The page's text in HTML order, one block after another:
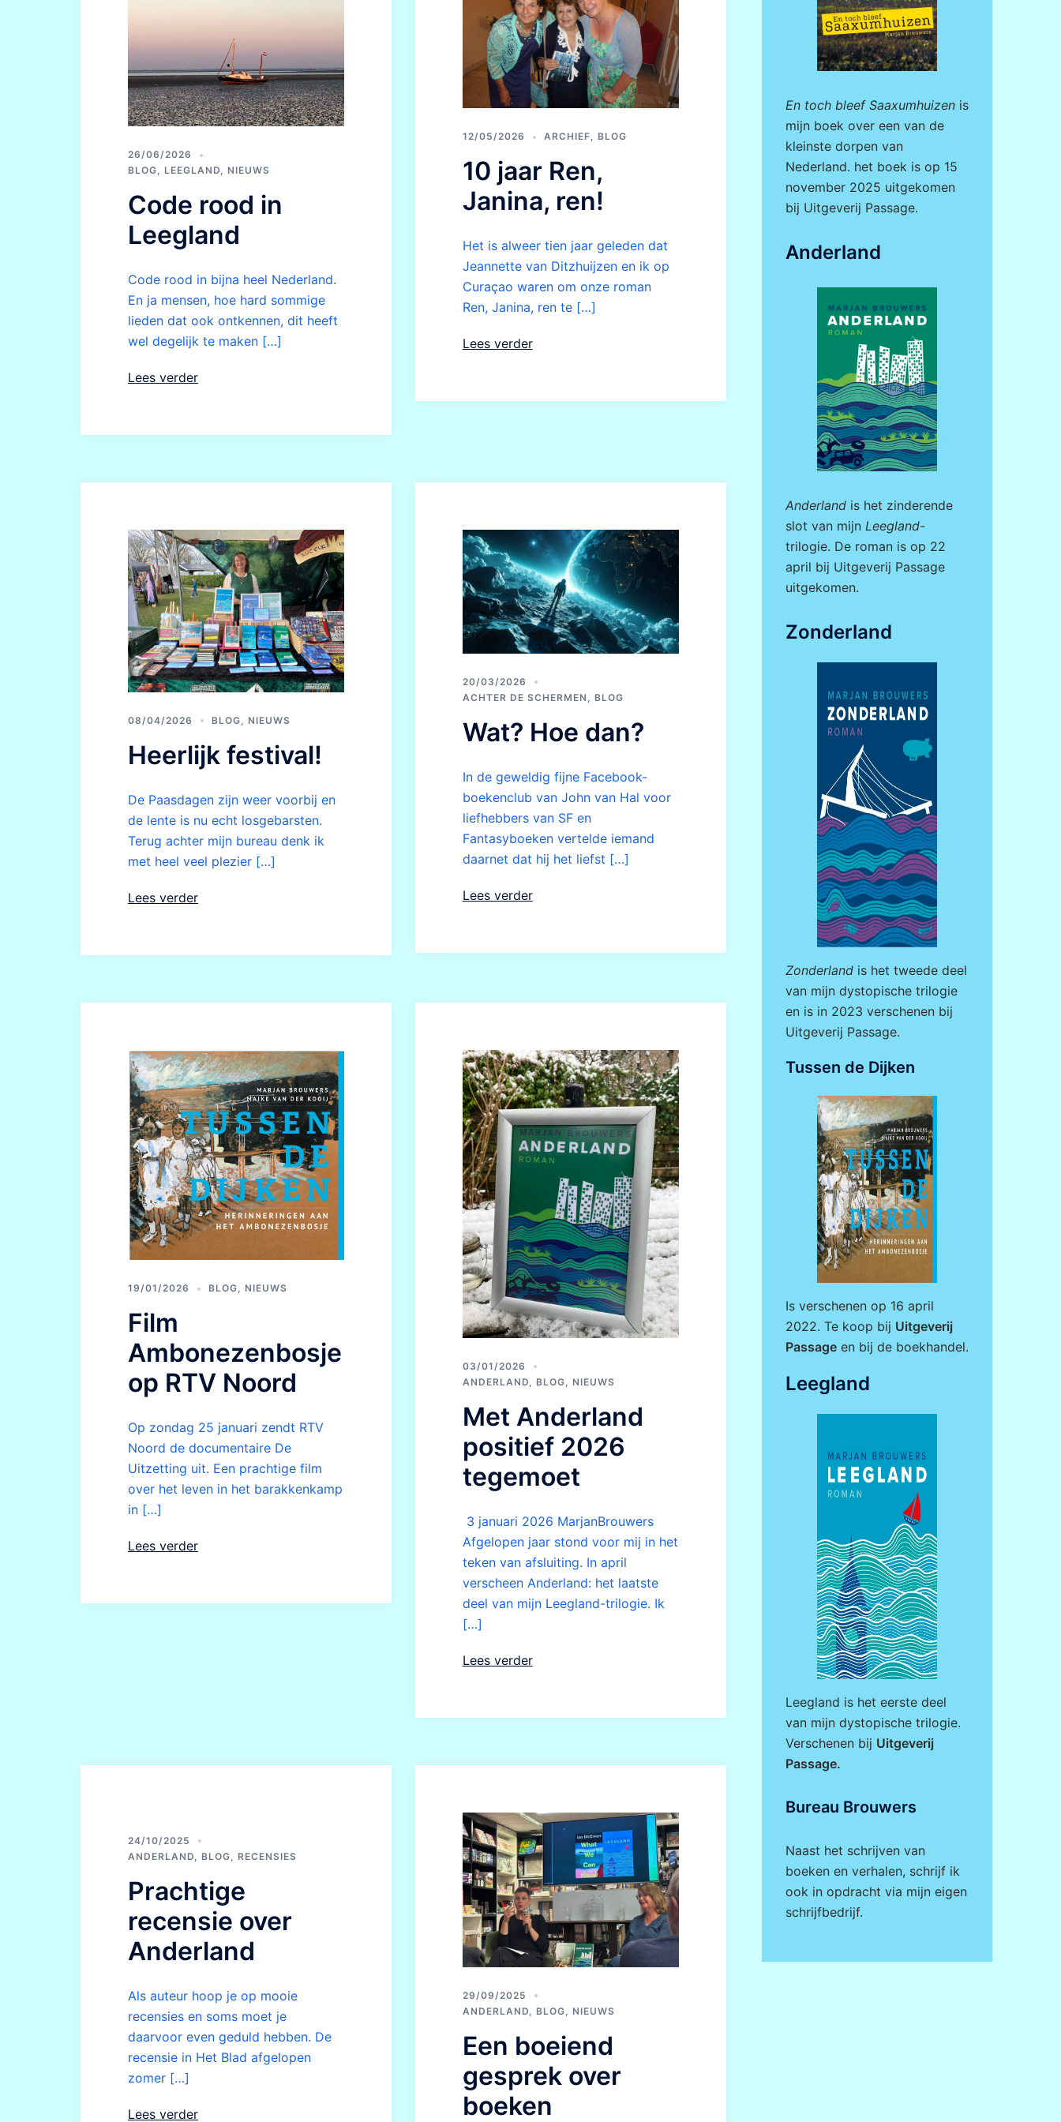
26/06/2026
BLOG, LEEGLAND, NIEUWS
Code rood in
Leegland
Code rood in bijna heel Nederland.
En ja mensen, hoe hard sommige
lieden dat ook ontkennen, dit heeft
wel degelijk te maken […]
Lees verder
12/05/2026 ARCHIEF, BLOG
10 jaar Ren,
Janina, ren!
Het is alweer tien jaar geleden dat
Jeannette van Ditzhuijzen en ik op
Curaçao waren om onze roman
Ren, Janina, ren te […]
Lees verder
08/04/2026 BLOG NIEUWS
Heerlijk festival!
De Paasdagen zijn weer voorbij en
de lente is nu echt losgebarsten.
Terug achter mijn bureau denk ik
met heel veel plezier […]
Lees verder
20/03/2026
ACHTER DE SCHERMEN
BLOG
Wat? Hoe dan?
In de geweldig fijne Facebook-
boekenclub van John van Hal voor
liefhebbers van SF en
Fantasyboeken vertelde iemand
daarnet dat hij het liefst […]
Lees verder
19/01/2026 BLOG NIEUWS
Film
Ambonezenbosje
op RTV Noord
Op zondag 25 januari zendt RTV
Noord de documentaire De
Uitzetting uit. Een prachtige film
over het leven in het barakkenkamp
in […]
Lees verder
03/01/2026
ANDERLAND
BLOG NIEUWS
Met Anderland
positief 2026
tegemoet
3 januari 2026 MarjanBrouwers
Afgelopen jaar stond voor mij in het
teken van afsluiting. In april
verscheen Anderland: het laatste
deel van mijn Leegland-trilogie. Ik
[…]
Lees verder
24/10/2025
ANDERLAND
BLOG RECENSIES
Prachtige
recensie over
Anderland
Als auteur hoop je op mooie
recensies en soms moet je
daarvoor even geduld hebben. De
recensie in Het Blad afgelopen
zomer […]
Lees verder
29/09/2025
ANDERLAND
BLOG NIEUWS
Een boeiend
gesprek over
boeken
En toch bleef Saaxumhuizenis
mijn boek over een van de
kleinste dorpen van
Nederland. het boek is op 15
november 2025 uitgekomen
bij Uitgeverij Passage.
Anderland
Anderlandis het zinderende
slot van mijn Leegland-
trilogie. De roman is op 22
april bij Uitgeverij Passage
uitgekomen.
Zonderland
Zonderlandis het tweede deel
van mijn dystopische trilogie
en is in 2023 verschenen bij
Uitgeverij Passage.
Tussen de Dijken
Is verschenen op 16 april
2022. Te koop bij Uitgeverij
Passageen bij de boekhandel.
Leegland
Leegland is het eerste deel
van mijn dystopische trilogie.
Verschenen bij Uitgeverij
Passage.
Bureau Brouwers
Naast het schrijven van
boeken en verhalen, schrijf ik
ook in opdracht via mijn eigen
schrijfbedrijf.